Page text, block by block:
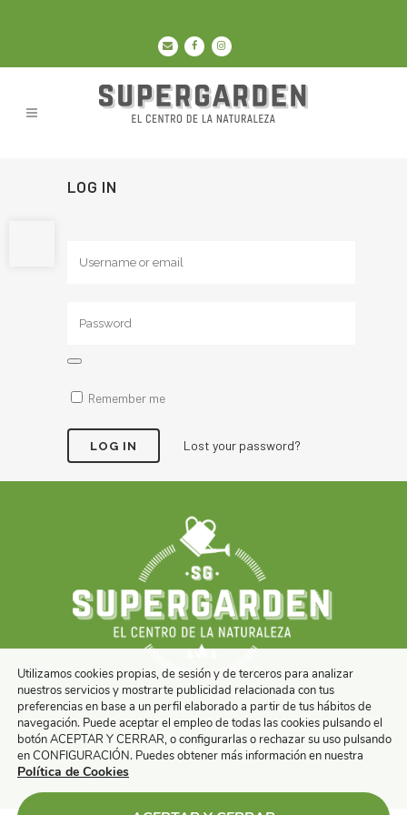
LOG IN
Remember me
Lost your password?
Aviso legal-Política de Privacidad-Política de cookies
-Contacte con nosotros - Mapa del sitio
Utilizamos cookies propias, de sesión y de terceros para analizar
nuestros servicios y mostrarte publicidad relacionada con tus
preferencias en base a un perfil elaborado a partir de tus hábitos de
navegación. Puede aceptar el empleo de todas las cookies pulsando el
botón ACEPTAR Y CERRAR, o configurarlas o rechazar su uso pulsando
en CONFIGURACIÓN. Puedes obtener más información en nuestra
Política de Cookies